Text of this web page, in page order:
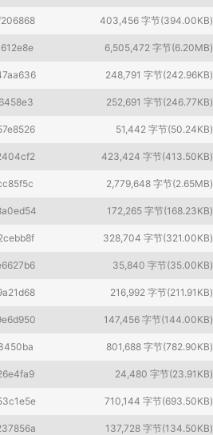
403,456 字节(394.00KB)
6,505,472 字节(6.20MB)
248,791 字节(242.96KB)
252,691 字节(246.77KB)
51,442 字节(50.24KB)
423,424 字节(413.50KB)
2,779,648 字节(2.65MB)
172,265 字节(168.23KB)
328,704 字节(321.00KB)
35,840 字节(35.00KB)
216,992 字节(211.91KB)
147,456 字节(144.00KB)
801,688 字节(782.90KB)
24,480 字节(23.91KB)
710,144 字节(693.50KB)
137,728 字节(134.50KB)